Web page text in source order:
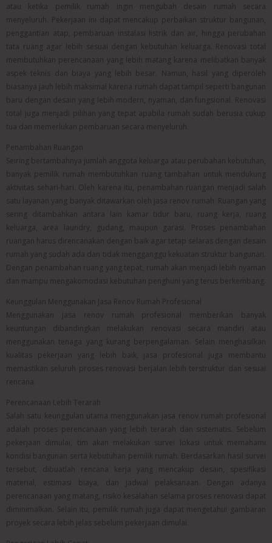
atau ketika pemilik rumah ingin mengubah desain rumah secara
menyeluruh. Pekerjaan ini dapat mencakup perbaikan struktur bangunan,
penggantian atap, pembaruan instalasi listrik dan air, hingga perubahan
tata ruang agar lebih sesuai dengan kebutuhan keluarga. Renovasi total
membutuhkan perencanaan yang lebih matang karena melibatkan banyak
aspek teknis dan biaya yang lebih besar. Namun, hasil yang diperoleh
biasanya jauh lebih maksimal karena rumah dapat tampil seperti bangunan
baru dengan desain yang lebih modern, nyaman, dan fungsional. Renovasi
total juga menjadi pilihan yang tepat apabila rumah sudah berusia cukup
tua dan memerlukan pembaruan secara menyeluruh.
Penambahan Ruangan
Seiring bertambahnya jumlah anggota keluarga atau perubahan kebutuhan,
banyak pemilik rumah membutuhkan ruang tambahan untuk mendukung
aktivitas sehari-hari. Oleh karena itu, penambahan ruangan menjadi salah
satu layanan yang banyak ditawarkan oleh jasa renov rumah. Ruangan yang
sering ditambahkan antara lain kamar tidur baru, ruang kerja, ruang
keluarga, area laundry, gudang, maupun garasi. Proses penambahan
ruangan harus direncanakan dengan baik agar tetap selaras dengan desain
rumah yang sudah ada dan tidak mengganggu kekuatan struktur bangunan.
Dengan penambahan ruang yang tepat, rumah akan menjadi lebih nyaman
dan mampu mengakomodasi kebutuhan penghuni yang terus berkembang.
Keunggulan Menggunakan Jasa Renov Rumah Profesional
Menggunakan jasa renov rumah profesional memberikan banyak
keuntungan dibandingkan melakukan renovasi secara mandiri atau
menggunakan tenaga yang kurang berpengalaman. Selain menghasilkan
kualitas pekerjaan yang lebih baik, jasa profesional juga membantu
memastikan seluruh proses renovasi berjalan lebih terstruktur dan sesuai
rencana.
Perencanaan Lebih Terarah
Salah satu keunggulan utama menggunakan jasa renov rumah profesional
adalah proses perencanaan yang lebih terarah dan sistematis. Sebelum
pekerjaan dimulai, tim akan melakukan survei lokasi untuk memahami
kondisi bangunan serta kebutuhan pemilik rumah. Berdasarkan hasil survei
tersebut, dibuatlah rencana kerja yang mencakup desain, spesifikasi
material, estimasi biaya, dan jadwal pelaksanaan. Dengan adanya
perencanaan yang matang, risiko kesalahan selama proses renovasi dapat
diminimalkan. Selain itu, pemilik rumah juga dapat mengetahui gambaran
proyek secara lebih jelas sebelum pekerjaan dimulai.